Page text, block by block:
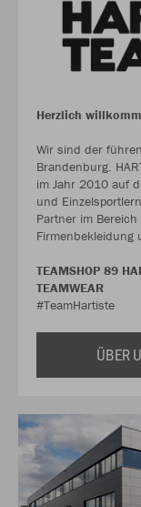
Herzlich
Wir sind der
Brandenburg.
im Jahr 2010 auf
und
Partner im
Firmenbekleidung
TEAMSHOP 89
TEAMWEAR
#TeamHartiste
ÜBER